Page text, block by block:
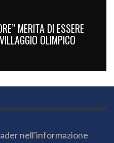
MERITA DI ESSERE
OLIMPICO
nell'informazione